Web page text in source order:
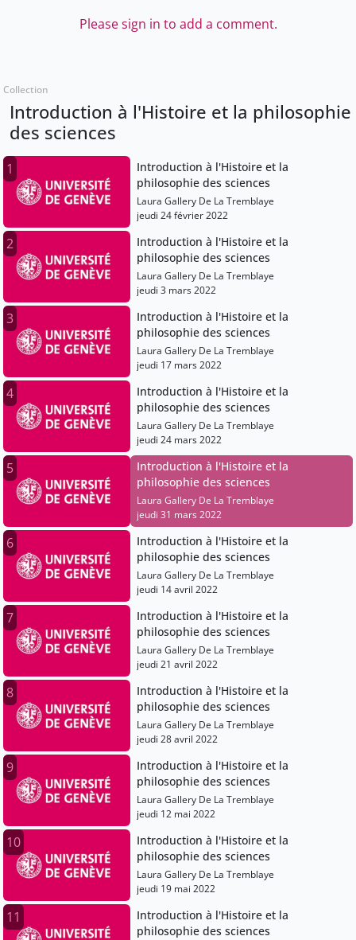
Please sign in to add a comment.
Collection
Introduction à l'Histoire et la philosophie
des sciences
1
Introduction à l'Histoire et la
philosophie des sciences
Laura Gallery De La Tremblaye
jeudi 24 février 2022
2
Introduction à l'Histoire et la
philosophie des sciences
Laura Gallery De La Tremblaye
jeudi 3 mars 2022
3
Introduction à l'Histoire et la
philosophie des sciences
Laura Gallery De La Tremblaye
jeudi 17 mars 2022
4
Introduction à l'Histoire et la
philosophie des sciences
Laura Gallery De La Tremblaye
jeudi 24 mars 2022
5
Introduction à l'Histoire et la
philosophie des sciences
Laura Gallery De La Tremblaye
jeudi 31 mars 2022
6
Introduction à l'Histoire et la
philosophie des sciences
Laura Gallery De La Tremblaye
jeudi 14 avril 2022
7
Introduction à l'Histoire et la
philosophie des sciences
Laura Gallery De La Tremblaye
jeudi 21 avril 2022
8
Introduction à l'Histoire et la
philosophie des sciences
Laura Gallery De La Tremblaye
jeudi 28 avril 2022
9
Introduction à l'Histoire et la
philosophie des sciences
Laura Gallery De La Tremblaye
jeudi 12 mai 2022
10
Introduction à l'Histoire et la
philosophie des sciences
Laura Gallery De La Tremblaye
jeudi 19 mai 2022
11
Introduction à l'Histoire et la
philosophie des sciences